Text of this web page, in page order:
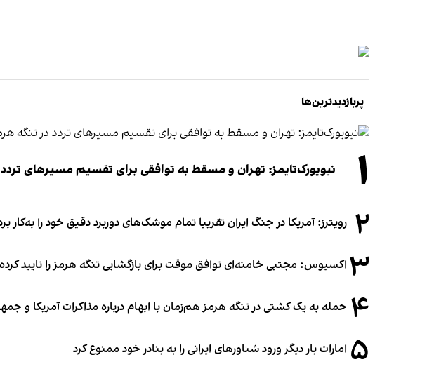
پربازدیدترین‌ها
۱ نیویورک‌تایمز: تهران و مسقط به توافقی برای تقسیم مسیرهای
۲ رویترز: آمریکا در جنگ ایران تقریبا تمام موشک‌های دوربرد دقیق خود را به‌کار
۳ اکسیوس: مجتبی خامنه‌ای توافق موقت برای بازگشایی تنگه هرمز را تایید
۴ حمله به یک کشتی در تنگه هرمز هم‌زمان با ابهام درباره مذاکرات آمریکا و
۵ امارات بار دیگر ورود شناورهای ایرانی را به بنادر خود ممنوع کرد